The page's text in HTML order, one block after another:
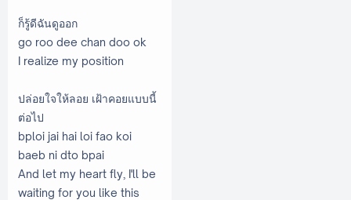
ก็รู้ดีฉันดูออก
go roo dee chan doo ok
I realize my position
ปล่อยใจให้ลอย เฝ้าคอยแบบนี้
ต่อไป
bploi jai hai loi fao koi
baeb ni dto bpai
And let my heart fly, I'll be
waiting for you like this